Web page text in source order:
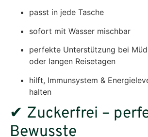
passt in jede Tasche
sofort mit Wasser mischbar
perfekte Unterstützung bei
oder langen Reisetagen
hilft, Immunsystem &
halten
✔ Zuckerfrei –
Bewusste